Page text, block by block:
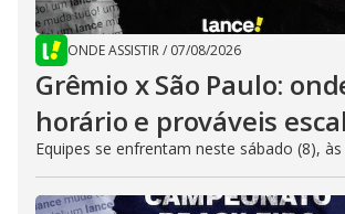
ONDE ASSISTIR/ 07/08/2026
Grêmio x São Paulo:
horário e prováveis
Equipes se enfrentam neste sábado (8), às